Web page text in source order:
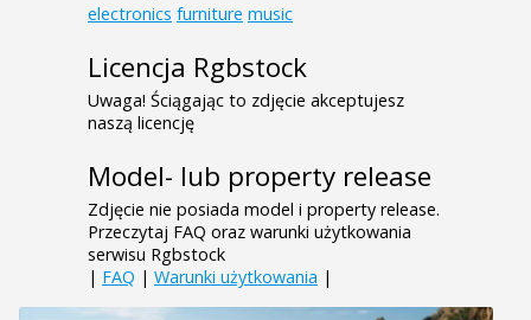
electronics furniture music
Licencja Rgbstock
Uwaga! Ściągając to zdjęcie akceptujesz
naszą licencję
Model- lub property release
Zdjęcie nie posiada model i property release.
Przeczytaj FAQ oraz warunki użytkowania
serwisu Rgbstock
| FAQ | Warunki użytkowania |